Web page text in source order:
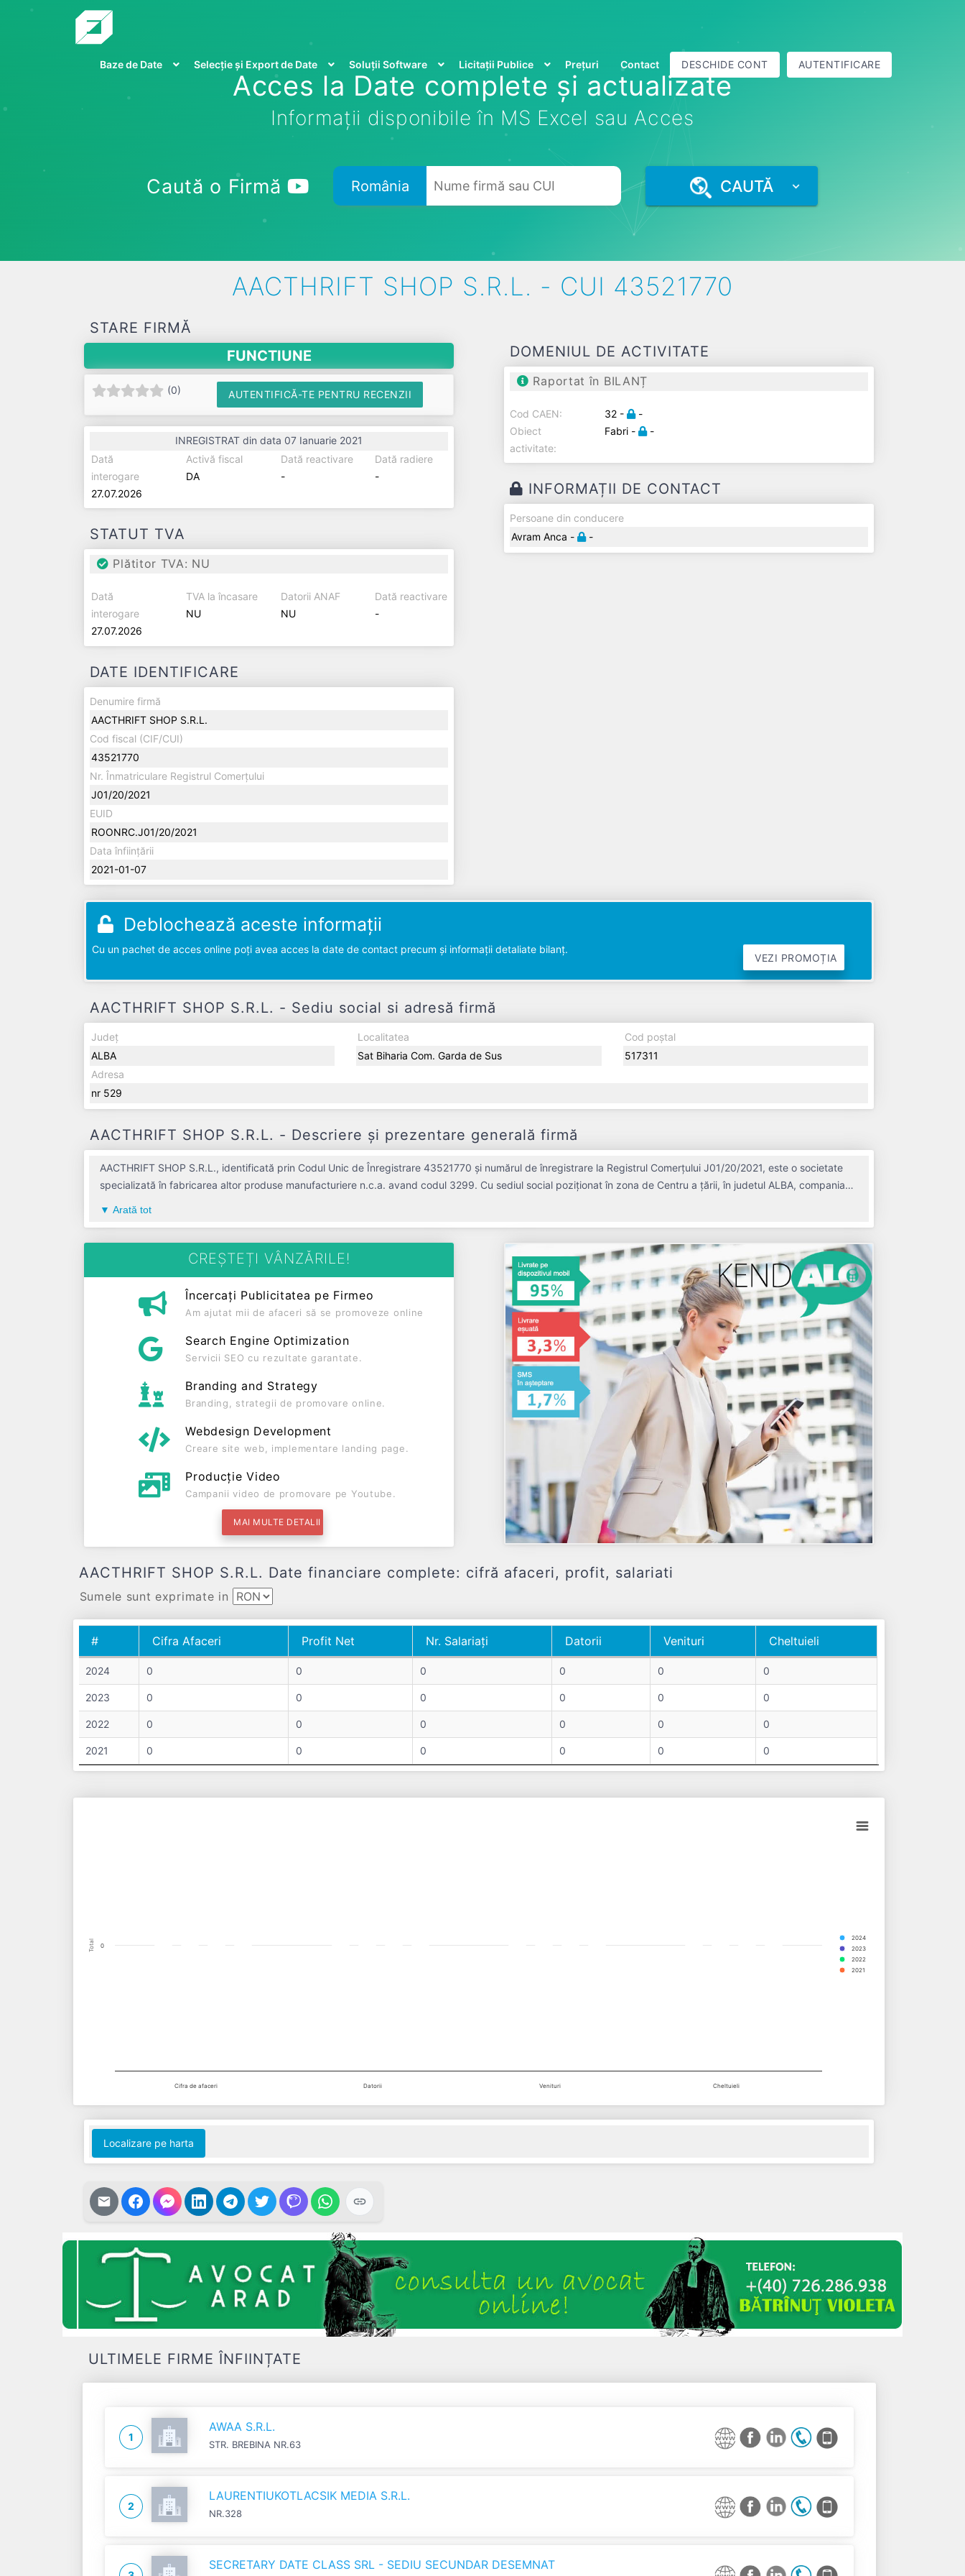
Baze de Date Selecție și Export de Date Soluții Software Licitații Publice Prețuri Contact DESCHIDE CONT AUTENTIFICARE
Acces la Date complete și actualizate
Informații disponibile în MS Excel sau Acces
Caută o Firmă România CAUTĂ
AACTHRIFT SHOP S.R.L. - CUI 43521770
STARE FIRMĂ
FUNCTIUNE
(0) AUTENTIFICĂ-TE PENTRU RECENZII
INREGISTRAT din data 07 Ianuarie 2021
Dată
interogare
27.07.2026
Activă fiscal
DA
Dată reactivare
-
Dată radiere
-
STATUT TVA
Plătitor TVA: NU
Dată
interogare
27.07.2026
TVA la încasare
NU
Datorii ANAF
NU
Dată reactivare
-
DATE IDENTIFICARE
Denumire firmă
AACTHRIFT SHOP S.R.L.
Cod fiscal (CIF/CUI)
43521770
Nr. Înmatriculare Registrul Comerțului
J01/20/2021
EUID
ROONRC.J01/20/2021
Data înființării
2021-01-07
DOMENIUL DE ACTIVITATE
Raportat în BILANȚ
Cod CAEN: 32 -
-
Obiect
activitate:
Fabri - -
INFORMAȚII DE CONTACT
Persoane din conducere
Avram Anca -
-
Deblochează aceste informații
Cu un pachet de acces online poți avea acces la date de contact precum și informații detaliate bilanț.
VEZI PROMOȚIA
AACTHRIFT SHOP S.R.L. - Sediu social si adresă firmă
Județ
ALBA
Localitatea
Sat Biharia Com. Garda de Sus
Cod poștal
517311
Adresa
nr 529
AACTHRIFT SHOP S.R.L. - Descriere și prezentare generală firmă
AACTHRIFT SHOP S.R.L., identificată prin Codul Unic de Înregistrare 43521770 și numărul de înregistrare la Registrul Comerțului J01/20/2021, este o societate
specializată în fabricarea altor produse manufacturiere n.c.a. avand codul 3299. Cu sediul social poziționat în zona de Centru a țării, în judetul ALBA, compania
Arată tot
CREȘTEȚI VÂNZĂRILE!
Încercați Publicitatea pe Firmeo
Am ajutat mii de afaceri să se promoveze online
Search Engine Optimization
Servicii SEO cu rezultate garantate.
Branding and Strategy
Branding, strategii de promovare online.
Webdesign Development
Creare site web, implementare landing page.
Producție Video
Campanii video de promovare pe Youtube.
MAI MULTE DETALII
AACTHRIFT SHOP S.R.L. Date financiare complete: cifră afaceri, profit, salariati
Sumele sunt exprimate in
# Cifra Afaceri Profit Net Nr. Salariați Datorii Venituri
Cheltuieli
#
2024 0 0 0 0 0 0
2023 0 0 0 0 0 0
2022 0 0 0 0 0 0
2021 0 0 0 0 0 0
Total
2024
2023
2022
2021
Cifra de afaceri Datorii Venituri Cheltuieli
0
End of interactive chart.
Localizare pe harta
ULTIMELE FIRME ÎNFIINȚATE
1
AWAA S.R.L.
STR. BREBINA NR.63
2
LAURENTIUKOTLACSIK MEDIA S.R.L.
NR.328
SECRETARY DATE CLASS SRL - SEDIU SECUNDAR DESEMNAT